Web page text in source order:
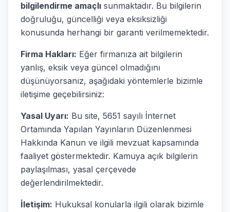
bilgilendirme amaçlı sunmaktadır. Bu bilgilerin
doğruluğu, güncelliği veya eksiksizliği
konusunda herhangi bir garanti verilmemektedir.
Firma Hakları: Eğer firmanıza ait bilgilerin
yanlış, eksik veya güncel olmadığını
düşünüyorsanız, aşağıdaki yöntemlerle bizimle
iletişime geçebilirsiniz:
Yasal Uyarı: Bu site, 5651 sayılı İnternet
Ortamında Yapılan Yayınların Düzenlenmesi
Hakkında Kanun ve ilgili mevzuat kapsamında
faaliyet göstermektedir. Kamuya açık bilgilerin
paylaşılması, yasal çerçevede
değerlendirilmektedir.
İletişim: Hukuksal konularla ilgili olarak bizimle